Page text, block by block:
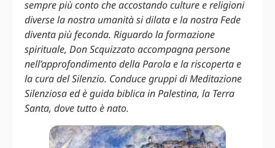
sempre più conto che accostando culture e religioni
diverse la nostra umanità si dilata e la nostra Fede
diventa più feconda. Riguardo la formazione
spirituale, Don Scquizzato accompagna persone
nell’approfondimento della Parola e la riscoperta e
la cura del Silenzio. Conduce gruppi di Meditazione
Silenziosa ed è guida biblica in Palestina, la Terra
Santa, dove tutto è nato.